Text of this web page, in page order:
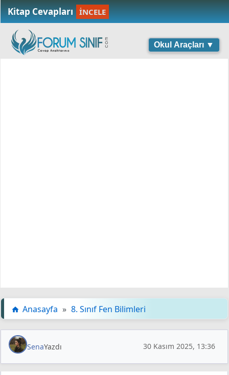
Kitap Cevapları İNCELE
Okul Araçları ▼
Anasayfa » 8. Sınıf Fen Bilimleri
SenaYazdı 30 Kasım 2025, 13:36